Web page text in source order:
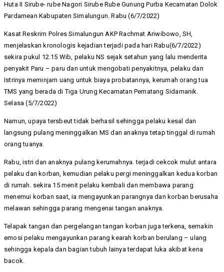
Huta II Sirube- rube Nagori Sirube Rube Gunung Purba Kecamatan Dolok
Pardamean Kabupaten Simalungun. Rabu (6/7/2022)
Kasat Reskrim Polres Simalungun AKP Rachmat Ariwibowo, SH,
menjelaskan kronologis kejadian terjadi pada hari Rabu(6/7/2022)
sekira pukul 12.15 Wib, pelaku NS sejak setahun yang lalu menderita
penyakit Paru – paru dan untuk mengobati penyakitnya, pelaku dan
Istrinya meminjam uang untuk biaya probatannya, kerumah orang tua
TMS yang berada di Tiga Urung Kecamatan Pematang Sidamanik.
Selasa (5/7/2022)
Namun, upaya tersbeut tidak berhasil sehingga pelaku kesal dan
langsung pulang meninggalkan MS dan anaknya tetap tinggal di rumah
orang tuanya.
Rabu, istri dan anaknya pulang kerumahnya. terjadi cekcok mulut antara
pelaku dan korban, kemudian pelaku pergi meninggalkan kedua korban
di rumah. sekira 15 menit pelaku kembali dan membawa parang
menemui korban saat, ia mengayunkan parangnya dan korban berusaha
melawan sehingga parang mengenai tangan anaknya.
Telapak tangan dan pergelangan tangan korban juga terkena, semakin
emosi pelaku mengayunkan parang kearah korban berulang – ulang
sehingga kepala dan bagian tubuh lainya terdapat luka akibat kena
bacok.